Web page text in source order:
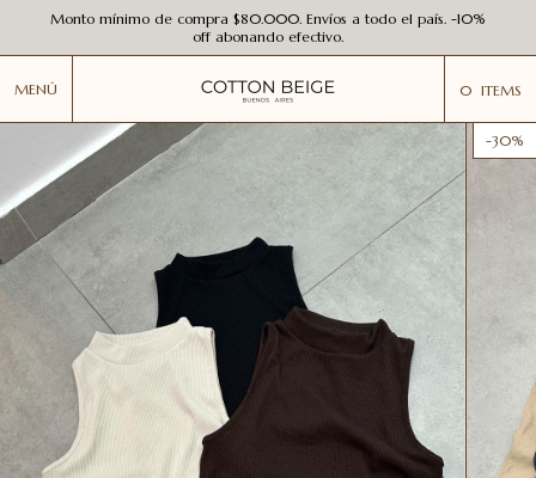
Monto mínimo de compra $80.000. Envíos a todo el país. -10%
off abonando efectivo.
MENÚ 0 ITEMS
-30%